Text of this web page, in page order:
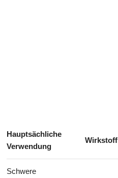
Hauptsächliche
Verwendung
Wirkstoff
Schwere